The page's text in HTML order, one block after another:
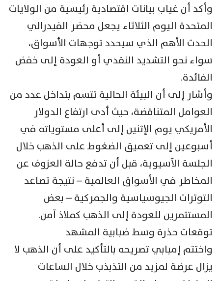
وأكد أن غياب بيانات اقتصادية رئيسية من الولايات
المتحدة اليوم الثلاثاء يجعل محضر الفيدرالي
الحدث الأهم الذي سيحدد توجهات الأسواق،
سواء نحو التشديد النقدي أو العودة إلى خفض
الفائدة.
وأشار إلى أن البيئة الحالية تتسم بتداخل عدد من
العوامل المتناقضة، حيث أدى ارتفاع الدولار
الأمريكي يوم الإثنين إلى أعلى مستوياته في
أسبوعين إلى تعميق الضغوط على الذهب خلال
الجلسة الآسيوية، قبل أن تدفع حالة العزوف عن
المخاطر في الأسواق العالمية – نتيجة تصاعد
التوترات الجيوسياسية والجمركية – بعض
المستثمرين للعودة إلى الذهب كملاذ آمن.
توقعات حذرة وسط ضبابية المشهد
واختتم إمبابي تصريحه بالتأكيد على أن الذهب لا
يزال عرضة لمزيد من التذبذب خلال الساعات